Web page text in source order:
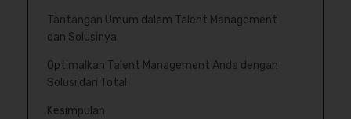
Tantangan Umum dalam Talent Management
dan Solusinya
Optimalkan Talent Management Anda dengan
Solusi dari Total
Kesimpulan